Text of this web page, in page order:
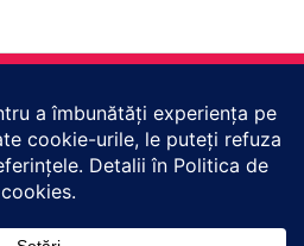
& developmentendtoend.ro